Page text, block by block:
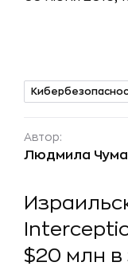
Автор:
Людмила
$20 млн в